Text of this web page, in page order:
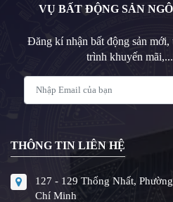
VỤ BẤT ĐỘNG SẢN
Đăng kí nhận bất động sản
trình khuyến
THÔNG TIN LIÊN HỆ
127 - 129 Thống Nhất,
Chí Minh